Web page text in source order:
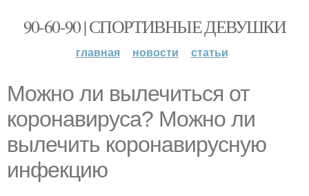
90-60-90 | СПОРТИВНЫЕ ДЕВУШКИ
главная новости статьи
Можно ли вылечиться от
коронавируса? Можно ли
вылечить коронавирусную
инфекцию